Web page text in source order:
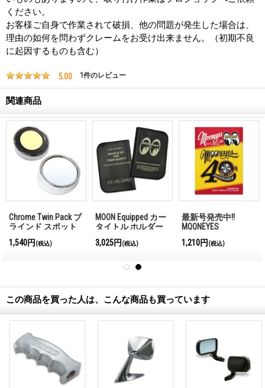
ください。
お客様ご自身で作業されて破損、他の問題が発生した場合は、
理由の如何を問わずクレームをお受け出来ません。（初期不良
に起因するものも含む）
5.00 1 件のレビュー
関連商品
Chrome Twin Pack ブ
ラインド スポット
ミラー 2インチ
1,540円 (税込)
MOON Equipped カー
タイトル ホルダー
【車検証入れ】
3,025円 (税込)
最新号発売中!!
MQQNEYES
International
Magazine No.28 2026
1,210円 (税込)
この商品を買った人は、こんな商品も買っています